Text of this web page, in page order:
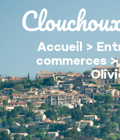
Accueil >
commerces >